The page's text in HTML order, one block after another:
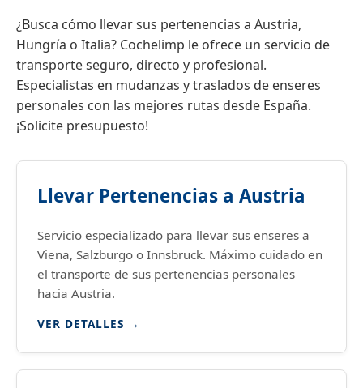
¿Busca cómo llevar sus pertenencias a Austria,
Hungría o Italia? Cochelimp le ofrece un servicio de
transporte seguro, directo y profesional.
Especialistas en mudanzas y traslados de enseres
personales con las mejores rutas desde España.
¡Solicite presupuesto!
Llevar Pertenencias a Austria
Servicio especializado para llevar sus enseres a
Viena, Salzburgo o Innsbruck. Máximo cuidado en
el transporte de sus pertenencias personales
hacia Austria.
VER DETALLES →